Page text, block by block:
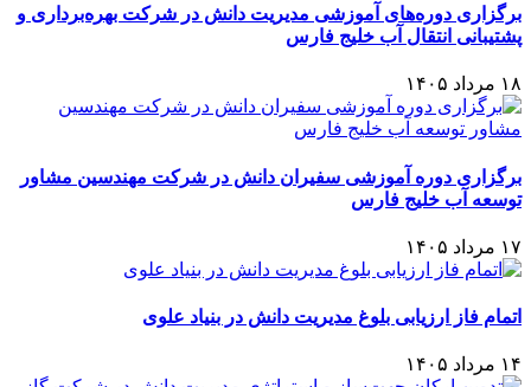
برگزاری دوره‌های آموزشی مدیریت دانش در شرکت بهره‌برداری و
پشتیبانی انتقال آب خلیج فارس
۱۸ مرداد ۱۴۰۵
برگزاری دوره آموزشی سفیران دانش در شرکت مهندسین مشاور
توسعه آب خلیج فارس
۱۷ مرداد ۱۴۰۵
اتمام فاز ارزیابی بلوغ مدیریت دانش در بنیاد علوی
۱۴ مرداد ۱۴۰۵